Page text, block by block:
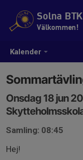
Kalender
Solna BTK
Välkommen!
Onsdag 18 jun
Samling: 08:45
Hej!